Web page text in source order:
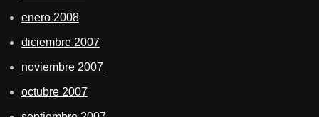
enero 2008
diciembre 2007
noviembre 2007
octubre 2007